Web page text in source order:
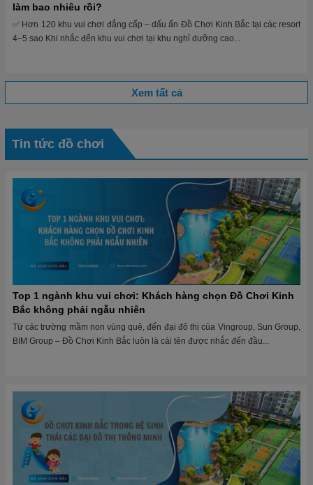
làm bao nhiêu rồi?
✅ Hơn 120 khu vui chơi đẳng cấp – dấu ấn Đồ Chơi Kinh Bắc tại các resort
4–5 sao Khi nhắc đến khu vui chơi tại khu nghỉ dưỡng cao...
Xem tất cả
Tin tức đồ chơi
Top 1 ngành khu vui chơi: Khách hàng chọn Đồ Chơi Kinh
Bắc không phải ngẫu nhiên
Từ các trường mầm non vùng quê, đến đại đô thị của Vingroup, Sun Group,
BIM Group – Đồ Chơi Kinh Bắc luôn là cái tên được nhắc đến đầu...